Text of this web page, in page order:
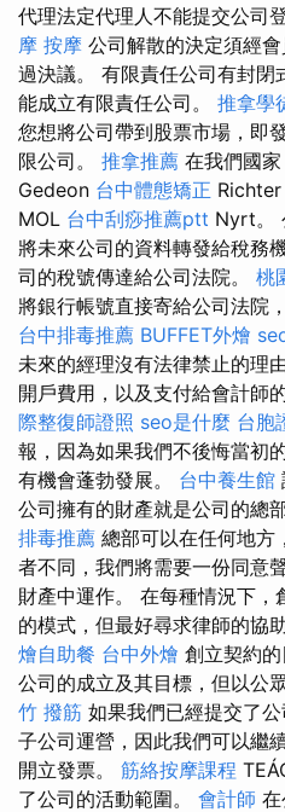
代理法定代理人不能提交公司
摩 按摩 公司解散的決定須經
過決議。 有限責任公司有封閉
能成立有限責任公司。 推拿學
您想將公司帶到股票市場，即
限公司。 推拿推薦 在我們國
Gedeon 台中體態矯正 Richter
MOL 台中刮痧推薦ptt Nyrt。
將未來公司的資料轉發給稅務
司的稅號傳達給公司法院。 桃
將銀行帳號直接寄給公司法院
台中排毒推薦 BUFFET外燴
未來的經理沒有法律禁止的理
開戶費用，以及支付給會計師
際整復師證照 seo是什麼 台胞
報，因為如果我們不後悔當初
有機會蓬勃發展。 台中養生館
公司擁有的財產就是公司的總
排毒推薦 總部可以在任何地方
者不同，我們將需要一份同意
財產中運作。 在每種情況下，
的模式，但最好尋求律師的協
燴自助餐 台中外燴 創立契約
公司的成立及其目標，但以公
竹 撥筋 如果我們已經提交了
子公司運營，因此我們可以繼
開立發票。 筋絡按摩課程
了公司的活動範圍。 會計師